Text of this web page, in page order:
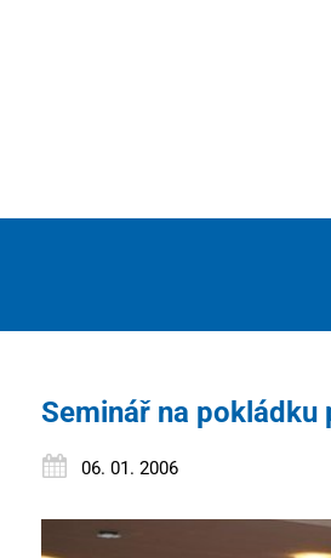
Seminář na
06. 01. 2006